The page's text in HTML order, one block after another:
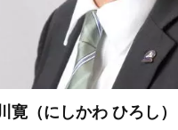
寛（にしかわ ひろし）